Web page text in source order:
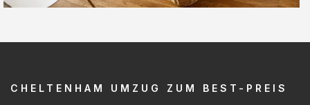
CHELTENHAM UMZUG ZUM BEST-PREIS